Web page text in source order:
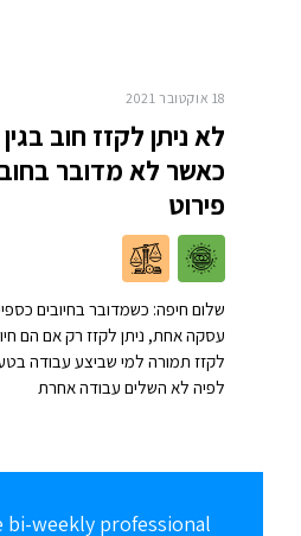
bi-weekly professional
18 אוקטובר 2021
לא ניתן לקזז חוב
כאשר לא מדובר
פירוט
שלום חיפה: כשמדובר בחיובים
עסקה אחת, ניתן לקזז רק אם הם
לקזז תמורה למי שביצע עבודה
לפיה לא השלים עבודה אחרת